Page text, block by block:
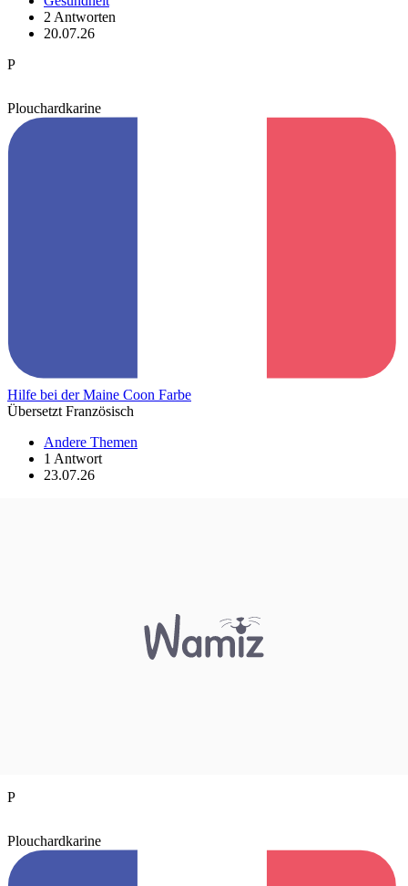
2 Antworten
20.07.26
P
Plouchardkarine
Hilfe bei der Maine Coon Farbe
Übersetzt Französisch
Andere Themen
1 Antwort
23.07.26
P
Plouchardkarine